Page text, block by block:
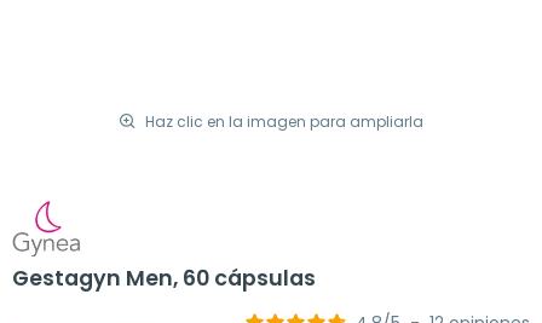
Haz clic en la imagen para ampliarla
Gestagyn Men, 60 cápsulas